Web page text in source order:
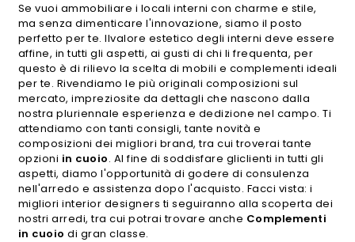
Se vuoi ammobiliare i locali interni con charme e stile,
ma senza dimenticare l'innovazione, siamo il posto
perfetto per te. Ilvalore estetico degli interni deve essere
affine, in tutti gli aspetti, ai gusti di chi li frequenta, per
questo è di rilievo la scelta di mobili e complementi ideali
per te. Rivendiamo le più originali composizioni sul
mercato, impreziosite da dettagli che nascono dalla
nostra pluriennale esperienza e dedizione nel campo. Ti
attendiamo con tanti consigli, tante novità e
composizioni dei migliori brand, tra cui troverai tante
opzioni in cuoio. Al fine di soddisfare gliclienti in tutti gli
aspetti, diamo l'opportunità di godere di consulenza
nell'arredo e assistenza dopo l'acquisto. Facci vista: i
migliori interior designers ti seguiranno alla scoperta dei
nostri arredi, tra cui potrai trovare anche Complementi
in cuoio di gran classe.